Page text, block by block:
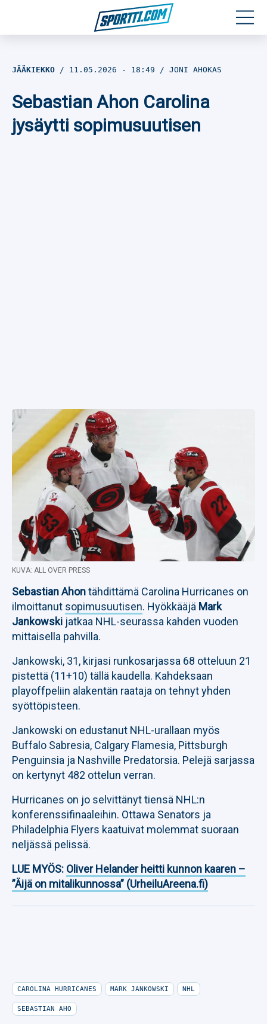
Jalkapallo
JÄÄKIEKKO 11.05.2026 - 18:49 JONI AHOKAS
Sebastian Ahon Carolina
jysäytti sopimusuutisen
KUVA: ALL OVER PRESS
Sebastian Ahontähdittämä Carolina Hurricanes on
ilmoittanut sopimusuutisen. Hyökkääjä Mark
Jankowski jatkaa NHL-seurassa kahden vuoden
mittaisella pahvilla.
Jankowski, 31, kirjasi runkosarjassa 68 otteluun 21
pistettä (11+10) tällä kaudella. Kahdeksaan
playoffpeliin alakentän raataja on tehnyt yhden
syöttöpisteen.
Jankowski on edustanut NHL-urallaan myös
Buffalo Sabresia, Calgary Flamesia, Pittsburgh
Penguinsia ja Nashville Predatorsia. Pelejä sarjassa
on kertynyt 482 ottelun verran.
Hurricanes on jo selvittänyt tiensä NHL:n
konferenssifinaaleihin. Ottawa Senators ja
Philadelphia Flyers kaatuivat molemmat suoraan
neljässä pelissä.
LUE MYÖS: Oliver Helander heitti kunnon kaaren –
”Äijä on mitalikunnossa” (UrheiluAreena.fi)
CAROLINA HURRICANES MARK JANKOWSKI NHL
SEBASTIAN AHO